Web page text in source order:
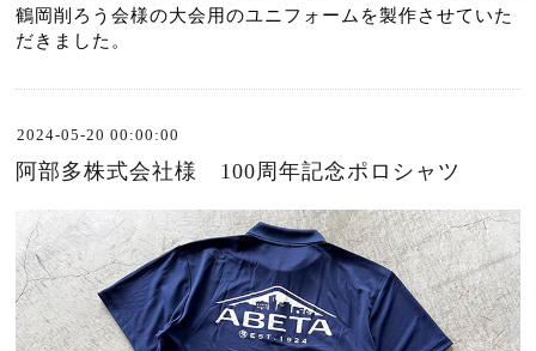
鶴岡削ろう会様の大会用のユニフォームを製作させていた
だきました。
2024-05-20 00:00:00
阿部多株式会社様 100周年記念ポロシャツ